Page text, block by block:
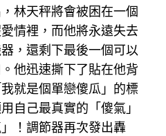
林天秤將會被困在一個
情裡，而他將永遠失去
，還剩下最後一個可以
他迅速撕下了貼在他背
就是個單戀傻瓜」的標
自己最真實的「傻氣」
！調節器再次發出轟